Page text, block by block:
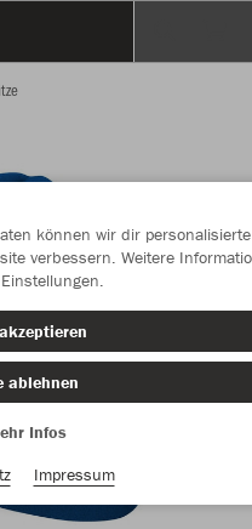
können wir dir personalisierte
verbessern. Weitere
ablehnen
Infos
Impressum